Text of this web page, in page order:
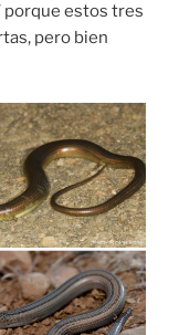
porque estos tres
pero bien